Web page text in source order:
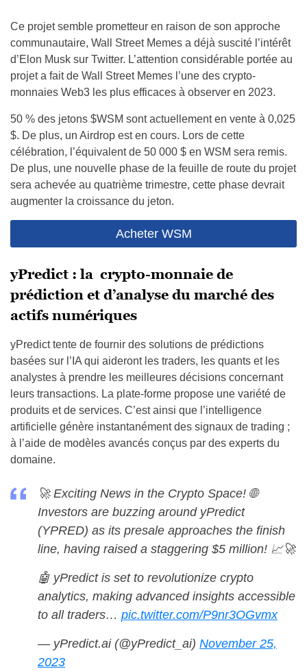
Ce projet semble prometteur en raison de son approche
communautaire, Wall Street Memes a déjà suscité l’intérêt
d’Elon Musk sur Twitter. L’attention considérable portée au
projet a fait de Wall Street Memes l’une des crypto-
monnaies Web3 les plus efficaces à observer en 2023.
50 % des jetons $WSM sont actuellement en vente à 0,025
$. De plus, un Airdrop est en cours. Lors de cette
célébration, l’équivalent de 50 000 $ en WSM sera remis.
De plus, une nouvelle phase de la feuille de route du projet
sera achevée au quatrième trimestre, cette phase devrait
augmenter la croissance du jeton.
Acheter WSM
yPredict : la crypto-monnaie de
prédiction et d’analyse du marché des
actifs numériques
yPredict tente de fournir des solutions de prédictions
basées sur l’IA qui aideront les traders, les quants et les
analystes à prendre les meilleures décisions concernant
leurs transactions. La plate-forme propose une variété de
produits et de services. C’est ainsi que l’intelligence
artificielle génère instantanément des signaux de trading ;
à l’aide de modèles avancés conçus par des experts du
domaine.
🚀 Exciting News in the Crypto Space! 🌐
Investors are buzzing around yPredict
(YPRED) as its presale approaches the finish
line, having raised a staggering $5 million! 📈🚀
🤖 yPredict is set to revolutionize crypto
analytics, making advanced insights accessible
to all traders… pic.twitter.com/P9nr3OGvmx
— yPredict.ai (@yPredict_ai) November 25,
2023